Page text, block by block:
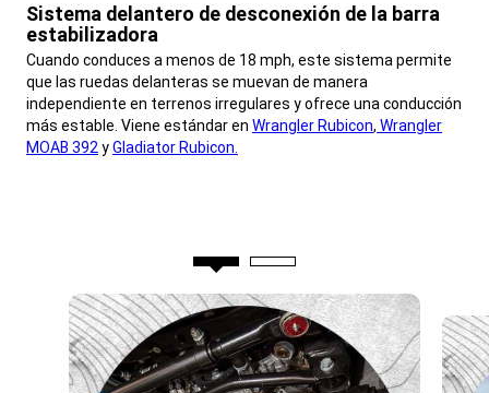
Sistema delantero de desconexión de la barra
estabilizadora
,Cuando conduces a menos de 18 mph, este sistema permite
que las ruedas delanteras se muevan de manera
independiente en terrenos irregulares y ofrece una conducción
más estable. Viene estándar en Wrangler Rubicon, Wrangler
MOAB 392 yGladiator Rubicon.